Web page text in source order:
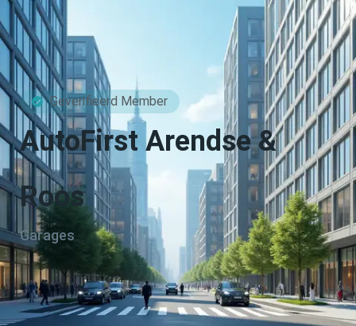
Geverifieerd Member
AutoFirst Arendse &
Roos
Garages